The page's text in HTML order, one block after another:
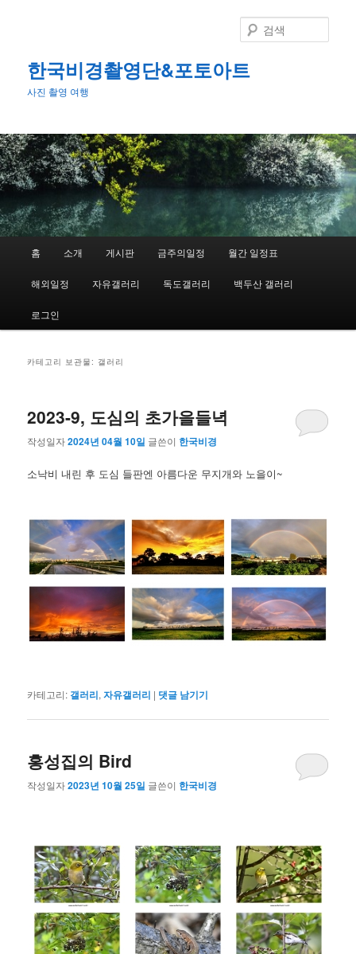
어
넘
기
어
넘
기
한국비경촬영단&포토아트
사진 촬영 여행
색
홈 소개 게시판 금주의일정 월간 일정표
해외일정 자유갤러리 독도갤러리 백두산 갤러리
로그인
카테고리 보관물: 갤러리
2023-9, 도심의 초가을들녁
작성일자2024년 04월 10일 글쓴이 한국비경
소낙비 내린 후 도심 들판엔 아름다운 무지개와 노을이~
카테고리: 갤러리,자유갤러리 | 댓글 남기기
홍성집의 Bird
작성일자2023년 10월 25일 글쓴이 한국비경